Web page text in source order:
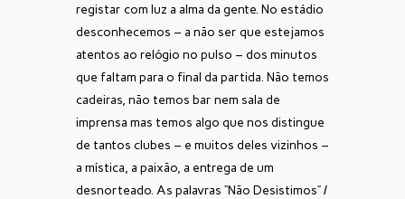
registar com luz a alma da gente. No estádio
desconhecemos – a não ser que estejamos
atentos ao relógio no pulso – dos minutos
que faltam para o final da partida. Não temos
cadeiras, não temos bar nem sala de
imprensa mas temos algo que nos distingue
de tantos clubes – e muitos deles vizinhos –
a mística, a paixão, a entrega de um
desnorteado. As palavras “Não Desistimos” /